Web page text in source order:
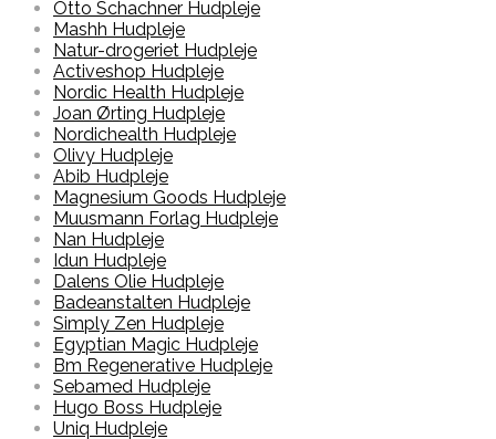
Otto Schachner Hudpleje
Mashh Hudpleje
Natur-drogeriet Hudpleje
Activeshop Hudpleje
Nordic Health Hudpleje
Joan Ørting Hudpleje
Nordichealth Hudpleje
Olivy Hudpleje
Abib Hudpleje
Magnesium Goods Hudpleje
Muusmann Forlag Hudpleje
Nan Hudpleje
Idun Hudpleje
Dalens Olie Hudpleje
Badeanstalten Hudpleje
Simply Zen Hudpleje
Egyptian Magic Hudpleje
Bm Regenerative Hudpleje
Sebamed Hudpleje
Hugo Boss Hudpleje
Uniq Hudpleje